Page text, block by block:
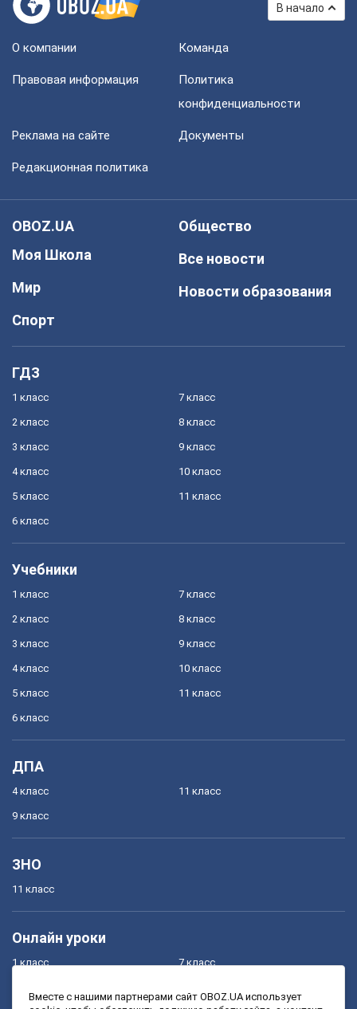
В начало
О компании Команда
Правовая информация
Политика
конфиденциальности
Реклама на сайте Документы
Редакционная политика
OBOZ.UA
Моя Школа
Мир
Спорт
Общество
Все новости
Новости образования
ГДЗ
1 класс
2 класс
3 класс
4 класс
5 класс
6 класс
7 класс
8 класс
9 класс
10 класс
11 класс
Учебники
1 класс
2 класс
3 класс
4 класс
5 класс
6 класс
7 класс
8 класс
9 класс
10 класс
11 класс
ДПА
4 класс
9 класс
11 класс
ЗНО
11 класс
Онлайн уроки
1 класс 7 класс
Вместе с нашими партнерами сайт OBOZ.UA использует